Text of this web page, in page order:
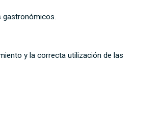
gastronómicos.
y la correcta utilización de las